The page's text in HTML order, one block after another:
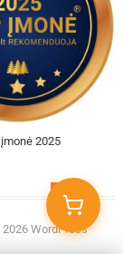
2025
2026WordPress
to
top